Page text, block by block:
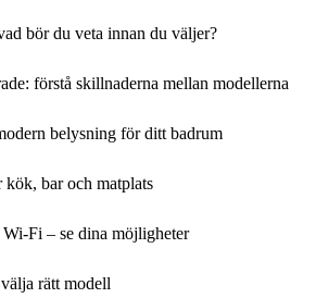
bör du veta innan du väljer?
förstå skillnaderna mellan modellerna
belysning för ditt badrum
bar och matplats
– se dina möjligheter
rätt modell